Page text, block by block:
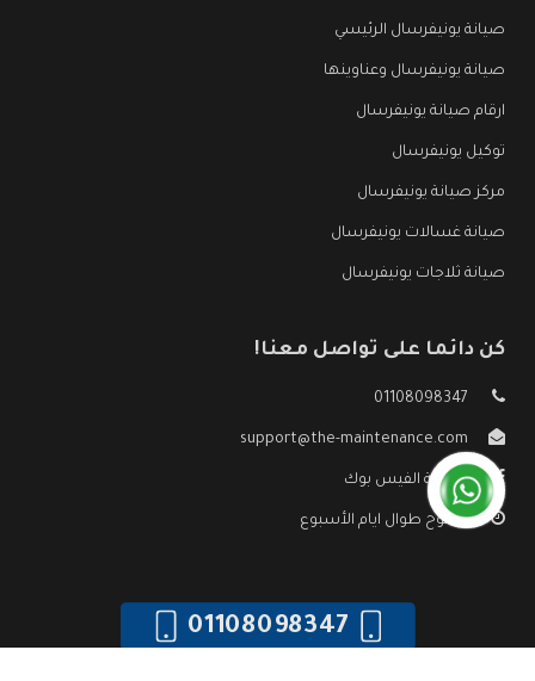
صيانة يونيفرسال الرئيسي
صيانة يونيفرسال وعناوينها
ارقام صيانة يونيفرسال
توكيل يونيفرسال
مركز صيانة يونيفرسال
صيانة غسالات يونيفرسال
صيانة ثلاجات يونيفرسال
كن دائما على تواصل معنا!
01108098347
support@the-maintenance.com
صفحة الفيس بوك
مفتوح طوال ايام الأسبوع
01108098347